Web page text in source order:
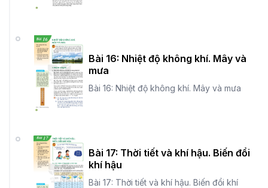
Bài 16: Nhiệt độ không khí. Mây và
mưa
Bài 16: Nhiệt độ không khí. Mây và mưa
Bài 17: Thời tiết và khí hậu. Biến đổi
khí hậu
Bài 17: Thời tiết và khí hậu. Biến đổi khí